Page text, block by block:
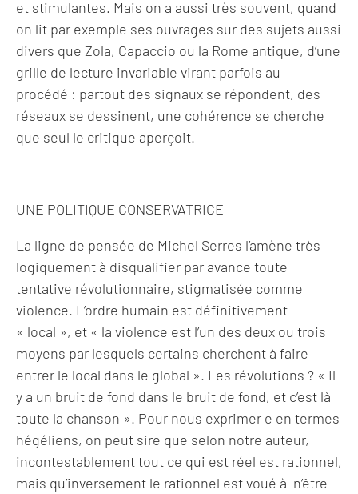
et stimulantes. Mais on a aussi très souvent, quand
on lit par exemple ses ouvrages sur des sujets aussi
divers que Zola, Capaccio ou la Rome antique, d’une
grille de lecture invariable virant parfois au
procédé : partout des signaux se répondent, des
réseaux se dessinent, une cohérence se cherche
que seul le critique aperçoit.
UNE POLITIQUE CONSERVATRICE
La ligne de pensée de Michel Serres l’amène très
logiquement à disqualifier par avance toute
tentative révolutionnaire, stigmatisée comme
violence. L’ordre humain est définitivement
« local », et « la violence est l’un des deux ou trois
moyens par lesquels certains cherchent à faire
entrer le local dans le global ». Les révolutions ? « Il
y a un bruit de fond dans le bruit de fond, et c’est là
toute la chanson ». Pour nous exprimer e en termes
hégéliens, on peut sire que selon notre auteur,
incontestablement tout ce qui est réel est rationnel,
mais qu’inversement le rationnel est voué à n’être